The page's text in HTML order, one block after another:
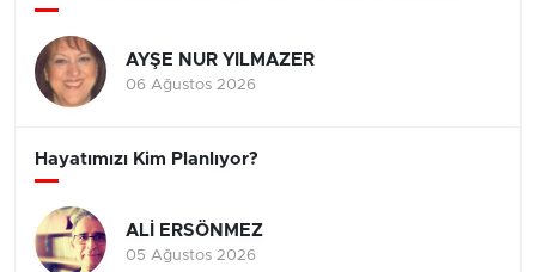
AYŞE NUR YILMAZER
06 Ağustos 2026
Hayatımızı Kim Planlıyor?
ALİ ERSÖNMEZ
05 Ağustos 2026